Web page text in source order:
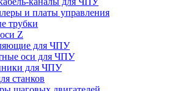
и платы управления
трубки
Z
для ЧПУ
оси для ЧПУ
для ЧПУ
станков